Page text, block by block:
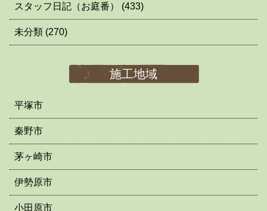
スタッフ日記（お庭番） (433)
未分類 (270)
施工地域
平塚市
秦野市
茅ヶ崎市
伊勢原市
小田原市